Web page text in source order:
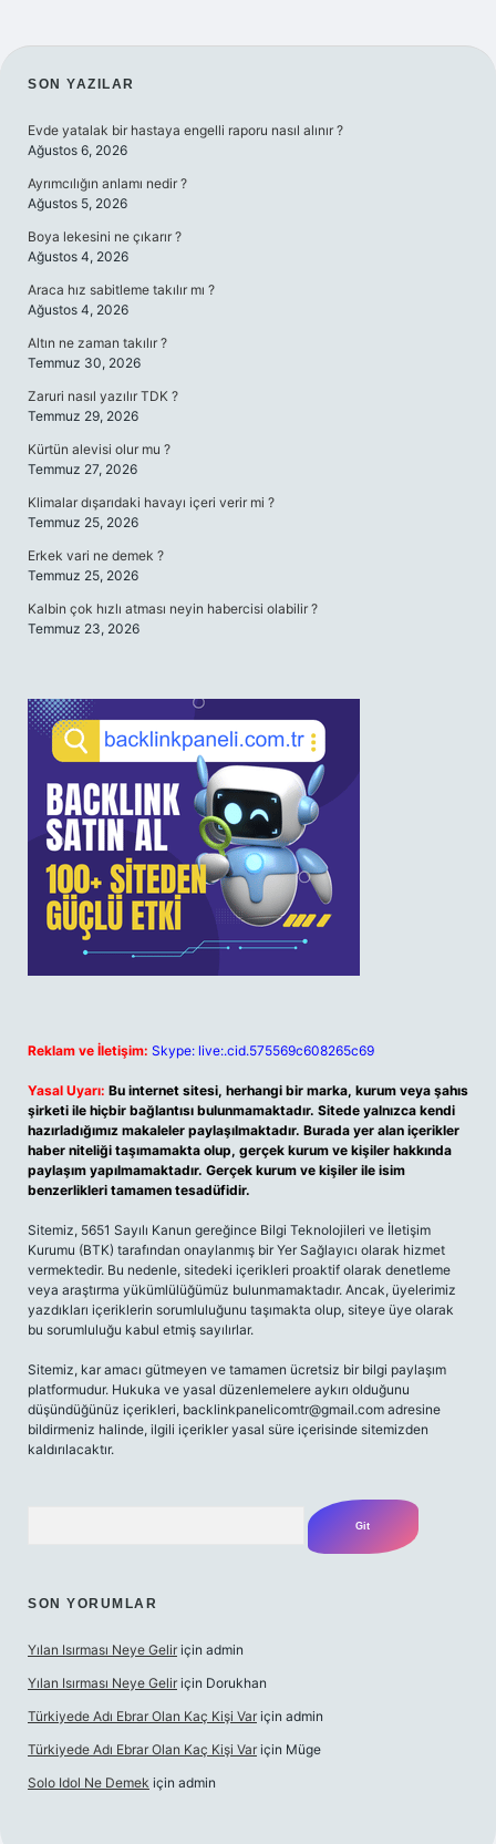
SIDEBAR
SON YAZILAR
Evde yatalak bir hastaya engelli raporu nasıl alınır ?
Ağustos 6, 2026
Ayrımcılığın anlamı nedir ?
Ağustos 5, 2026
Boya lekesini ne çıkarır ?
Ağustos 4, 2026
Araca hız sabitleme takılır mı ?
Ağustos 4, 2026
Altın ne zaman takılır ?
Temmuz 30, 2026
Zaruri nasıl yazılır TDK ?
Temmuz 29, 2026
Kürtün alevisi olur mu ?
Temmuz 27, 2026
Klimalar dışarıdaki havayı içeri verir mi ?
Temmuz 25, 2026
Erkek vari ne demek ?
Temmuz 25, 2026
Kalbin çok hızlı atması neyin habercisi olabilir ?
Temmuz 23, 2026
Reklam ve İletişim: Skype: live:.cid.575569c608265c69
Yasal Uyarı: Bu internet sitesi, herhangi bir marka, kurum veya şahıs
şirketi ile hiçbir bağlantısı bulunmamaktadır. Sitede yalnızca kendi
hazırladığımız makaleler paylaşılmaktadır. Burada yer alan içerikler
haber niteliği taşımamakta olup, gerçek kurum ve kişiler hakkında
paylaşım yapılmamaktadır. Gerçek kurum ve kişiler ile isim
benzerlikleri tamamen tesadüfidir.
Sitemiz, 5651 Sayılı Kanun gereğince Bilgi Teknolojileri ve İletişim
Kurumu (BTK) tarafından onaylanmış bir Yer Sağlayıcı olarak hizmet
vermektedir. Bu nedenle, sitedeki içerikleri proaktif olarak denetleme
veya araştırma yükümlülüğümüz bulunmamaktadır. Ancak, üyelerimiz
yazdıkları içeriklerin sorumluluğunu taşımakta olup, siteye üye olarak
bu sorumluluğu kabul etmiş sayılırlar.
Sitemiz, kar amacı gütmeyen ve tamamen ücretsiz bir bilgi paylaşım
platformudur. Hukuka ve yasal düzenlemelere aykırı olduğunu
düşündüğünüz içerikleri, backlinkpanelicomtr@gmail.com adresine
bildirmeniz halinde, ilgili içerikler yasal süre içerisinde sitemizden
kaldırılacaktır.
SON YORUMLAR
Yılan Isırması Neye Gelir için admin
Yılan Isırması Neye Gelir için Dorukhan
Türkiyede Adı Ebrar Olan Kaç Kişi Var için admin
Türkiyede Adı Ebrar Olan Kaç Kişi Var için Müge
Solo Idol Ne Demek için admin